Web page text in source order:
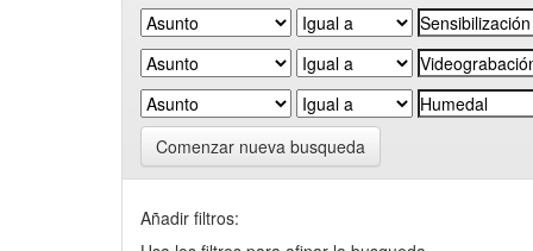
Comenzar nueva busqueda
Añadir filtros: